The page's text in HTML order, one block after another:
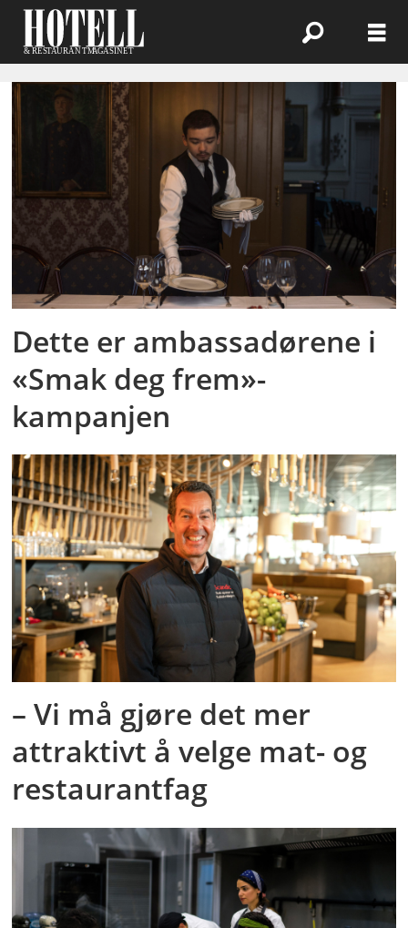
Emne:
restaurant-
og
matfag
Dette er ambassadørene i
«Smak deg frem»-
kampanjen
– Vi må gjøre det mer
attraktivt å velge mat- og
restaurantfag